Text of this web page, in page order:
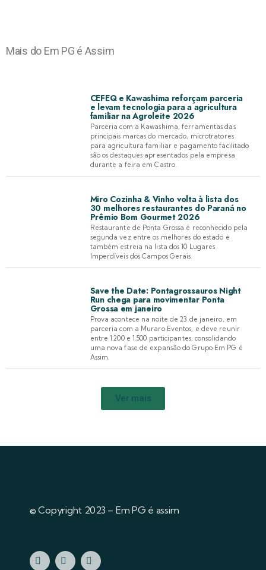
Mais do Em PG é Assim
CEFEQ e Kawashima reforçam parceria
e levam tecnologia para a agricultura
familiar na Agroleite 2026
Parceria com a Kawashima, ferramentas das
principais marcas do mercado, microtratores
para agricultura familiar e pagamento facilitado
são os destaques apresentados pela empresa
durante a feira em Castro.
Miro Cozinha & Vinho volta à lista dos
30 melhores restaurantes do Paraná no
Prêmio Bom Gourmet 2026
Restaurante de Ponta Grossa é reconhecido pela
segunda vez entre os melhores do estado e
também estreia na lista dos 10 Lugares
Imperdíveis dos Campos Gerais.
Save the Date: Pontagrossauros Night
Run chega para movimentar Ponta
Grossa em janeiro
Prova acontece na noite de 23 de janeiro, em
parceria com a Muraro Eventos, e deve reunir
entre 1.200 e 1.500 participantes, consolidando
uma nova fase de expansão do Grupo Em PG é
Assim.
Ver mais
© Copyright 2023 – Em PG é assim